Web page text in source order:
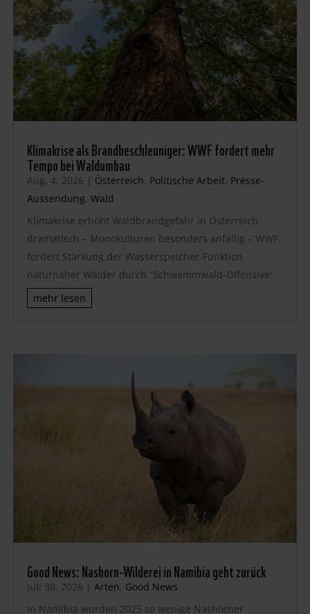
Klimakrise als Brandbeschleuniger: WWF fordert mehr
Tempo bei Waldumbau
Aug. 4, 2026 | Österreich, Politische Arbeit, Presse-
Aussendung, Wald
Klimakrise erhöht Waldbrandgefahr in Österreich
dramatisch – Monokulturen besonders anfällig – WWF
fordert Stärkung der Wasserspeicher-Funktion
naturnaher Wälder durch “Schwammwald-Offensive”
mehr lesen
Good News: Nashorn-Wilderei in Namibia geht zurück
Juli 30, 2026 | Arten, Good News
In Namibia wurden 2025 so wenige Nashörner